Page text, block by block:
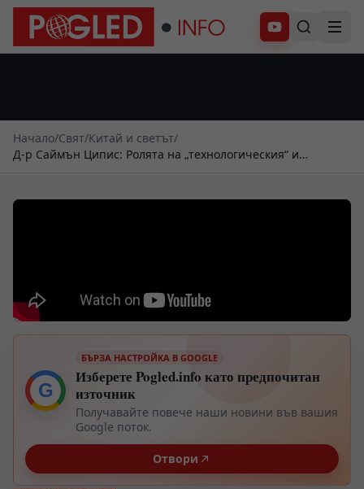
Абонирай се
Начало/Свят/Китай и светът/
Д-р Саймън Ципис: Ролята на „технологическия“ и
G
БЪРЗА НАСТРОЙКА В GOOGLE
Изберете Pogled.info като предпочитан
източник
Получавайте повече наши новини във вашия
Google поток.
Отвори